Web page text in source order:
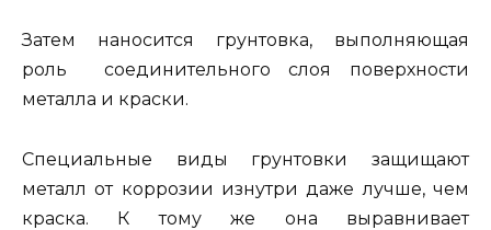
Затем наносится грунтовка, выполняющая
роль соединительного слоя поверхности
металла и краски.
Специальные виды грунтовки защищают
металл от коррозии изнутри даже лучше, чем
краска. К тому же она выравнивает